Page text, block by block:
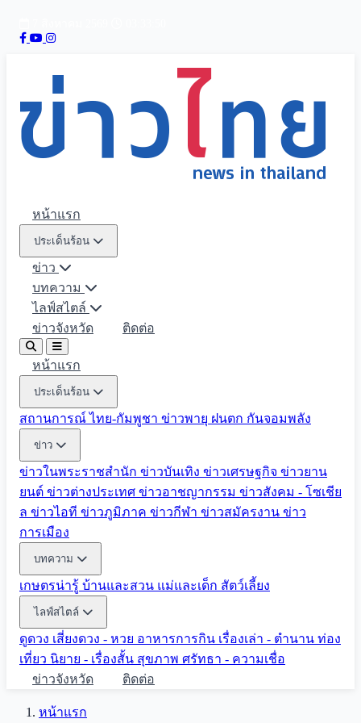
หน้าแรก
ประเด็นร้อน
ข่าว
บทความ
ไลฟ์สไตล์
ข่าวจังหวัด
ติดต่อ
หน้าแรก
ประเด็นร้อน
สถานการณ์ ไทย-กัมพูชา ข่าวพายุ ฝนตก กันจอมพลัง
ข่าว
ข่าวในพระราชสำนัก ข่าวบันเทิง ข่าวเศรษฐกิจ ข่าวยาน
ยนต์ ข่าวต่างประเทศ ข่าวอาชญากรรม ข่าวสังคม - โซเชีย
ล ข่าวไอที ข่าวภูมิภาค ข่าวกีฬา ข่าวสมัครงาน ข่าว
การเมือง
บทความ
เกษตรน่ารู้ บ้านและสวน แม่และเด็ก สัตว์เลี้ยง
ไลฟ์สไตล์
ดูดวง เสี่ยงดวง - หวย อาหารการกิน เรื่องเล่า - ตำนาน ท่อง
เที่ยว นิยาย - เรื่องสั้น สุขภาพ ศรัทธา - ความเชื่อ
ข่าวจังหวัด
ติดต่อ
หน้าแรก